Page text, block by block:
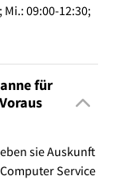
09:00-12:30;
für
sie Auskunft
Service